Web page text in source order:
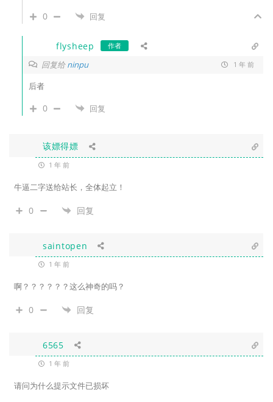
0 回复
flysheep 作者
回复给ninpu 1 年 前
后者
0 回复
该嫖得嫖
1 年 前
牛逼二字送给站长，全体起立！
0 回复
saintopen
1 年 前
啊？？？？？？这么神奇的吗？
0 回复
6565
1 年 前
请问为什么提示文件已损坏